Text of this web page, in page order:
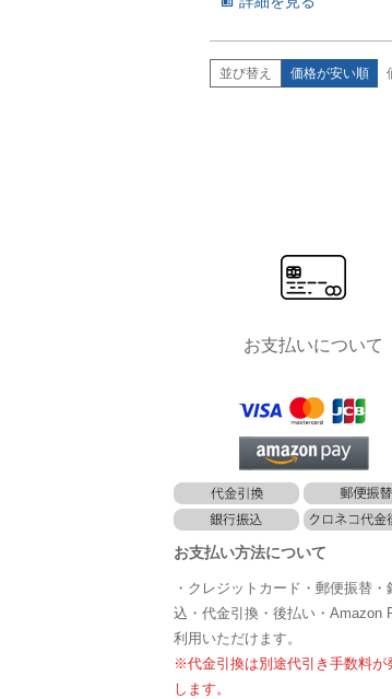
並び替え 価格が安い順
お支払いについて
お支払い方法について
・クレジットカード・郵便振替・
込・代金引換・後払い・Amazon
利用いただけます。
※代金引換は別途代引き手数料が
します。